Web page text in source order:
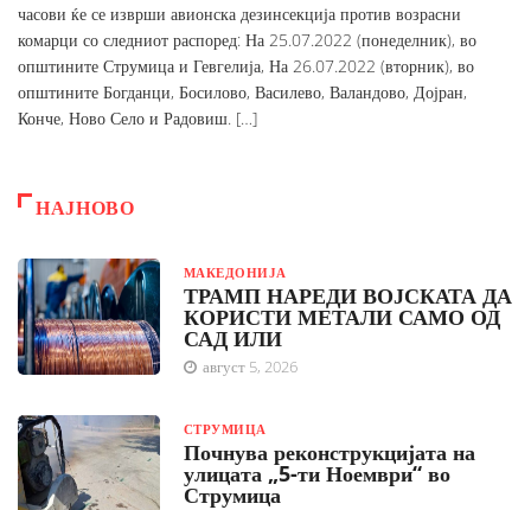
часови ќе се изврши авионска дезинсекција против возрасни
комарци со следниот распоред: На 25.07.2022 (понеделник), во
општините Струмица и Гевгелија, На 26.07.2022 (вторник), во
општините Богданци, Босилово, Василево, Валандово, Дојран,
Конче, Ново Село и Радовиш. […]
НАЈНОВО
МАКЕДОНИЈА
ТРАМП НАРЕДИ ВОЈСКАТА ДА
КОРИСТИ МЕТАЛИ САМО ОД
САД ИЛИ
август 5, 2026
СТРУМИЦА
Почнува реконструкцијата на
улицата „5-ти Ноември“ во
Струмица